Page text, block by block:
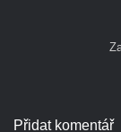
Přidat komentář